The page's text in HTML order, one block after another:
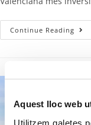
Aquest lloc web
Utilitzem galetes
Continue Reading